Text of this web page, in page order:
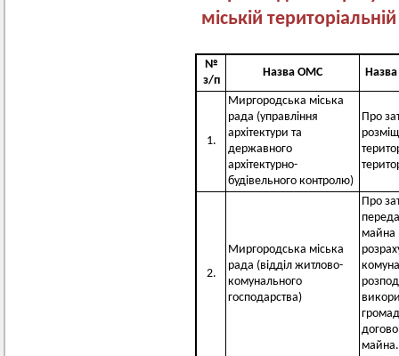
міській
№
з/п
Назва ОМС Назва
1.
Миргородська міська
рада (управління
архітектури та
державного
архітектурно-
будівельного контролю)
Про
2.
Миргородська міська
рада (відділ житлово-
комунального
господарства)
Про
майна
майна.